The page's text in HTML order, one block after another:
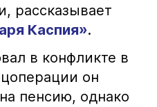
рассказывает
Каспия».
в конфликте в
он
пенсию, однако